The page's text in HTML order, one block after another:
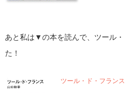
あと私は▼の本を読んで、ツール・
た！
ツール・ド・フラン